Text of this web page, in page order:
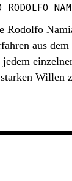
Rodolfo
aus
Willen